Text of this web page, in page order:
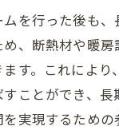
を行った後も
、断熱材や暖
す。これによ
ことができ、
実現するため